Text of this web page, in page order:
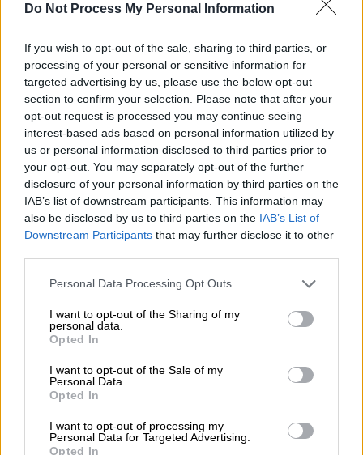
Do Not Process My Personal Information
If you wish to opt-out of the sale, sharing to third parties, or
processing of your personal or sensitive information for
targeted advertising by us, please use the below opt-out
section to confirm your selection. Please note that after your
opt-out request is processed you may continue seeing
interest-based ads based on personal information utilized by
us or personal information disclosed to third parties prior to
your opt-out. You may separately opt-out of the further
disclosure of your personal information by third parties on the
IAB’s list of downstream participants. This information may
also be disclosed by us to third parties on the IAB’s List of
Downstream Participants that may further disclose it to other
Please note that this website/app uses one or more Google
not limited to your visit or usage behaviour. You may click to
grant or deny consent to Google and its third-party tags to
use your data for below specified purposes in below Google
consent section.
Personal Data Processing Opt Outs
I want to opt-out of the Sharing of my
personal data.
Opted In
I want to opt-out of the Sale of my
Personal Data.
Opted In
I want to opt-out of processing my
Personal Data for Targeted Advertising.
Opted In
Μα πραγματικά, ποιος είπε ότι πρέπει να τα
κάνουμε όλα τέλεια; Αν καταφέρεις να
συνδυάσεις την επαγγελματική σου ζωή με
λίγο χρόνο για φίλους και ίσως μια βόλτα
στο πάρκο για να “καθαρίσει” το μυαλό σου,
είσαι ήδη ήρωας. Και όλα αυτά, φυσικά, με το
ρολόι να χτυπά και τα deadlines να σου
φωνάζουν “είμαι εδώ!”.
θυμηθείς να πιείς νερό (ναι, το νερό είναι
αυτό που κάνεις download στα stories σου
από τα προφίλ των fitness influencers, αλλά
αυτά, προσπαθείς να παραμείνεις ήρεμη και
να δείχνεις συγκροτημένη. Ή τουλάχιστον να
το προσποιείσαι τόσο καλά που οι άλλοι να
το πιστεύουν.